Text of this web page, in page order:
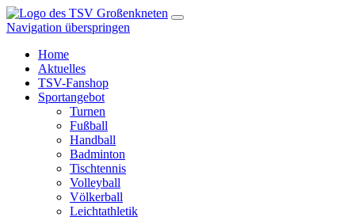
Navigation überspringen
Home
Aktuelles
TSV-Fanshop
Sportangebot
Turnen
Fußball
Handball
Badminton
Tischtennis
Volleyball
Völkerball
Leichtathletik